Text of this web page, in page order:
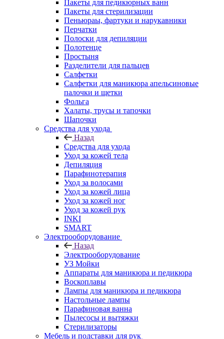
Пакеты для педикюрных ванн
Пакеты для стерилизации
Пеньюраы, фартуки и нарукавники
Перчатки
Полоски для депиляции
Полотенце
Простыня
Разделители для пальцев
Салфетки
Салфетки для маникюра апельсиновые
палочки и щетки
Фольга
Халаты, трусы и тапочки
Шапочки
Средства для ухода
Назад
Средства для ухода
Уход за кожей тела
Депиляция
Парафинотерапия
Уход за волосами
Уход за кожей лица
Уход за кожей ног
Уход за кожей рук
INKI
SMART
Электрооборудование
Назад
Электрооборудование
УЗ Мойки
Аппараты для маникюра и педикюра
Воскоплавы
Лампы для маникюра и педикюра
Настольные лампы
Парафиновая ванна
Пылесосы и вытяжки
Стерилизаторы
Мебель и подставки для рук